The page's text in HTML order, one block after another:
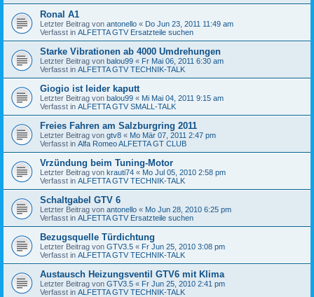
Ronal A1
Letzter Beitrag von antonello « Do Jun 23, 2011 11:49 am
Verfasst in ALFETTA GTV Ersatzteile suchen
Starke Vibrationen ab 4000 Umdrehungen
Letzter Beitrag von balou99 « Fr Mai 06, 2011 6:30 am
Verfasst in ALFETTA GTV TECHNIK-TALK
Giogio ist leider kaputt
Letzter Beitrag von balou99 « Mi Mai 04, 2011 9:15 am
Verfasst in ALFETTA GTV SMALL-TALK
Freies Fahren am Salzburgring 2011
Letzter Beitrag von gtv8 « Mo Mär 07, 2011 2:47 pm
Verfasst in Alfa Romeo ALFETTA GT CLUB
Vrzündung beim Tuning-Motor
Letzter Beitrag von krauti74 « Mo Jul 05, 2010 2:58 pm
Verfasst in ALFETTA GTV TECHNIK-TALK
Schaltgabel GTV 6
Letzter Beitrag von antonello « Mo Jun 28, 2010 6:25 pm
Verfasst in ALFETTA GTV Ersatzteile suchen
Bezugsquelle Türdichtung
Letzter Beitrag von GTV3.5 « Fr Jun 25, 2010 3:08 pm
Verfasst in ALFETTA GTV TECHNIK-TALK
Austausch Heizungsventil GTV6 mit Klima
Letzter Beitrag von GTV3.5 « Fr Jun 25, 2010 2:41 pm
Verfasst in ALFETTA GTV TECHNIK-TALK